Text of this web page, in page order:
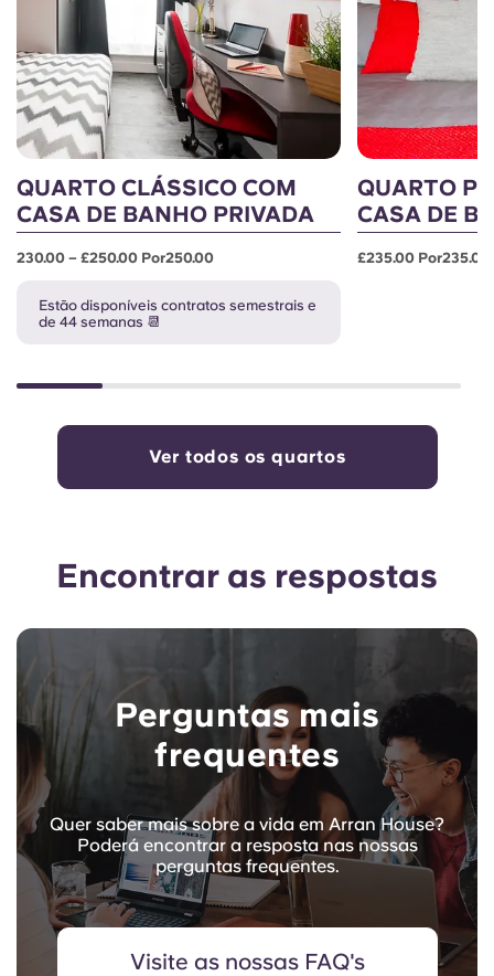
QUARTO CLÁSSICO COM
CASA DE BANHO PRIVADA
230.00 – £250.00 Por250.00
Estão disponíveis contratos semestrais e
de 44 semanas 📆
QUARTO
CASA DE
£235.00 Por235.00
Ver todos os quartos
Encontrar as respostas
Perguntas mais
frequentes
Quer saber mais sobre a vida em Arran House?
Poderá encontrar a resposta nas nossas
perguntas frequentes.
Visite as nossas FAQ's